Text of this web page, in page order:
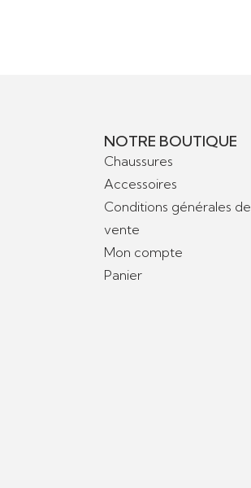
NOTRE BOUTIQUE
Chaussures
Accessoires
Conditions générales de
vente
Mon compte
Panier